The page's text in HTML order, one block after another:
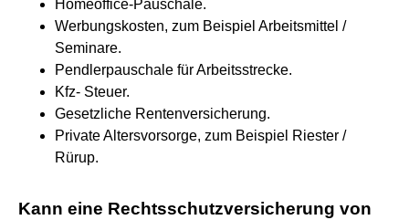
Homeoffice-Pauschale.
Werbungskosten, zum Beispiel Arbeitsmittel /
Seminare.
Pendlerpauschale für Arbeitsstrecke.
Kfz- Steuer.
Gesetzliche Rentenversicherung.
Private Altersvorsorge, zum Beispiel Riester /
Rürup.
Kann eine Rechtsschutzversicherung von